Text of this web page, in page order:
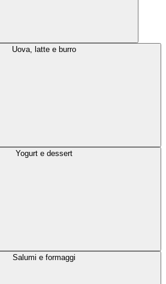
Uova, latte e burro
Yogurt e dessert
Salumi e formaggi